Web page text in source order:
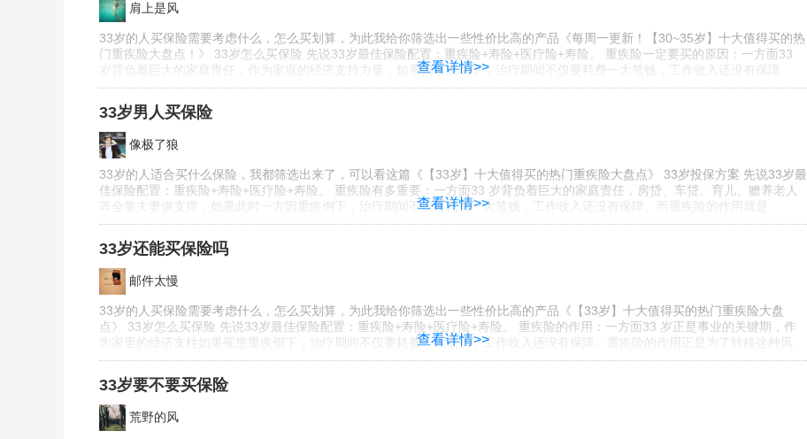
肩上是风
查看详情>>
33岁的人买保险需要考虑什么，怎么买划算，为此我给你筛选出一些性价比高的产品《每周一更新！【30~35岁】十大值得买的热
门重疾险大盘点！》 33岁怎么买保险 先说33岁最佳保险配置：重疾险+寿险+医疗险+寿险。 重疾险一定要买的原因：一方面33
岁背负着巨大的家庭责任，作为家庭的经济支持力量，如果因重疾倒下，治疗期间不仅要耗费一大笔钱，工作收入还没有保障
33岁男人买保险
像极了狼
查看详情>>
33岁的人适合买什么保险，我都筛选出来了，可以看这篇《【33岁】十大值得买的热门重疾险大盘点》 33岁投保方案 先说33岁最
佳保险配置：重疾险+寿险+医疗险+寿险。 重疾险有多重要：一方面33 岁背负着巨大的家庭责任，房贷、车贷、育儿、赡养老人
等全靠夫妻俩支撑，如果此时一方因重疾倒下，治疗期间不仅要耗费一大笔钱，工作收入还没有保障。而重疾险的作用就是
33岁还能买保险吗
邮件太慢
查看详情>>
33岁的人买保险需要考虑什么，怎么买划算，为此我给你筛选出一些性价比高的产品《【33岁】十大值得买的热门重疾险大盘
点》 33岁怎么买保险 先说33岁最佳保险配置：重疾险+寿险+医疗险+寿险。 重疾险的作用：一方面33 岁正是事业的关键期，作
为家里的经济支柱如果罹患重疾倒下，治疗期间不仅要耗费一大笔钱，工作收入还没有保障。重疾险的作用正是为了转移这种风
33岁要不要买保险
荒野的风